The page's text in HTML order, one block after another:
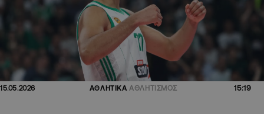
15.05.2026 ΑΘΛΗΤΙΚΑ ΑΘΛΗΤΙΣΜΟΣ 15:19